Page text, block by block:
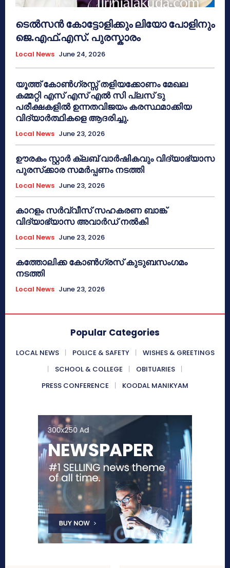
ടെൽസൻ കോട്ടോളിക്കും ലിയോ പോളിനും
ജെ.എഫ്.എസ്. പുരസ്കാരം
Local News June 24, 2026
യൂത്ത് കോൺഗ്രസ്സ് തളിയക്കോണം മേഖല
കമ്മറ്റി എസ് എസ് എൽ സി പ്ലസ് ടു
പരീക്ഷകളിൽ ഉന്നതവിജയം കരസ്ഥമാക്കിയ
വിദ്യാർത്ഥികളെ ആദരിച്ചു.
Local News June 23, 2026
ഊരകം സ്റ്റാർ ക്ലബ് വാർഷികവും വിദ്യാഭ്യാസ
പുരസ്‌ക്കാര സമർപ്പണം നടത്തി
Local News June 23, 2026
കാറളം സർവ്വീസ് സഹകരണ ബാങ്ക്
വിദ്യാഭ്യാസ അവാർഡ് നൽകി
Local News June 23, 2026
കത്തോലിക്ക കോൺഗ്രസ് കുടുബസംഗമം
നടത്തി
Local News June 23, 2026
Popular Categories
LOCAL NEWS POLICE & SAFETY
WISHES & GREETINGS
SCHOOL & COLLEGE
OBITUARIES
PRESS CONFERENCE
KOODAL MANIKYAM